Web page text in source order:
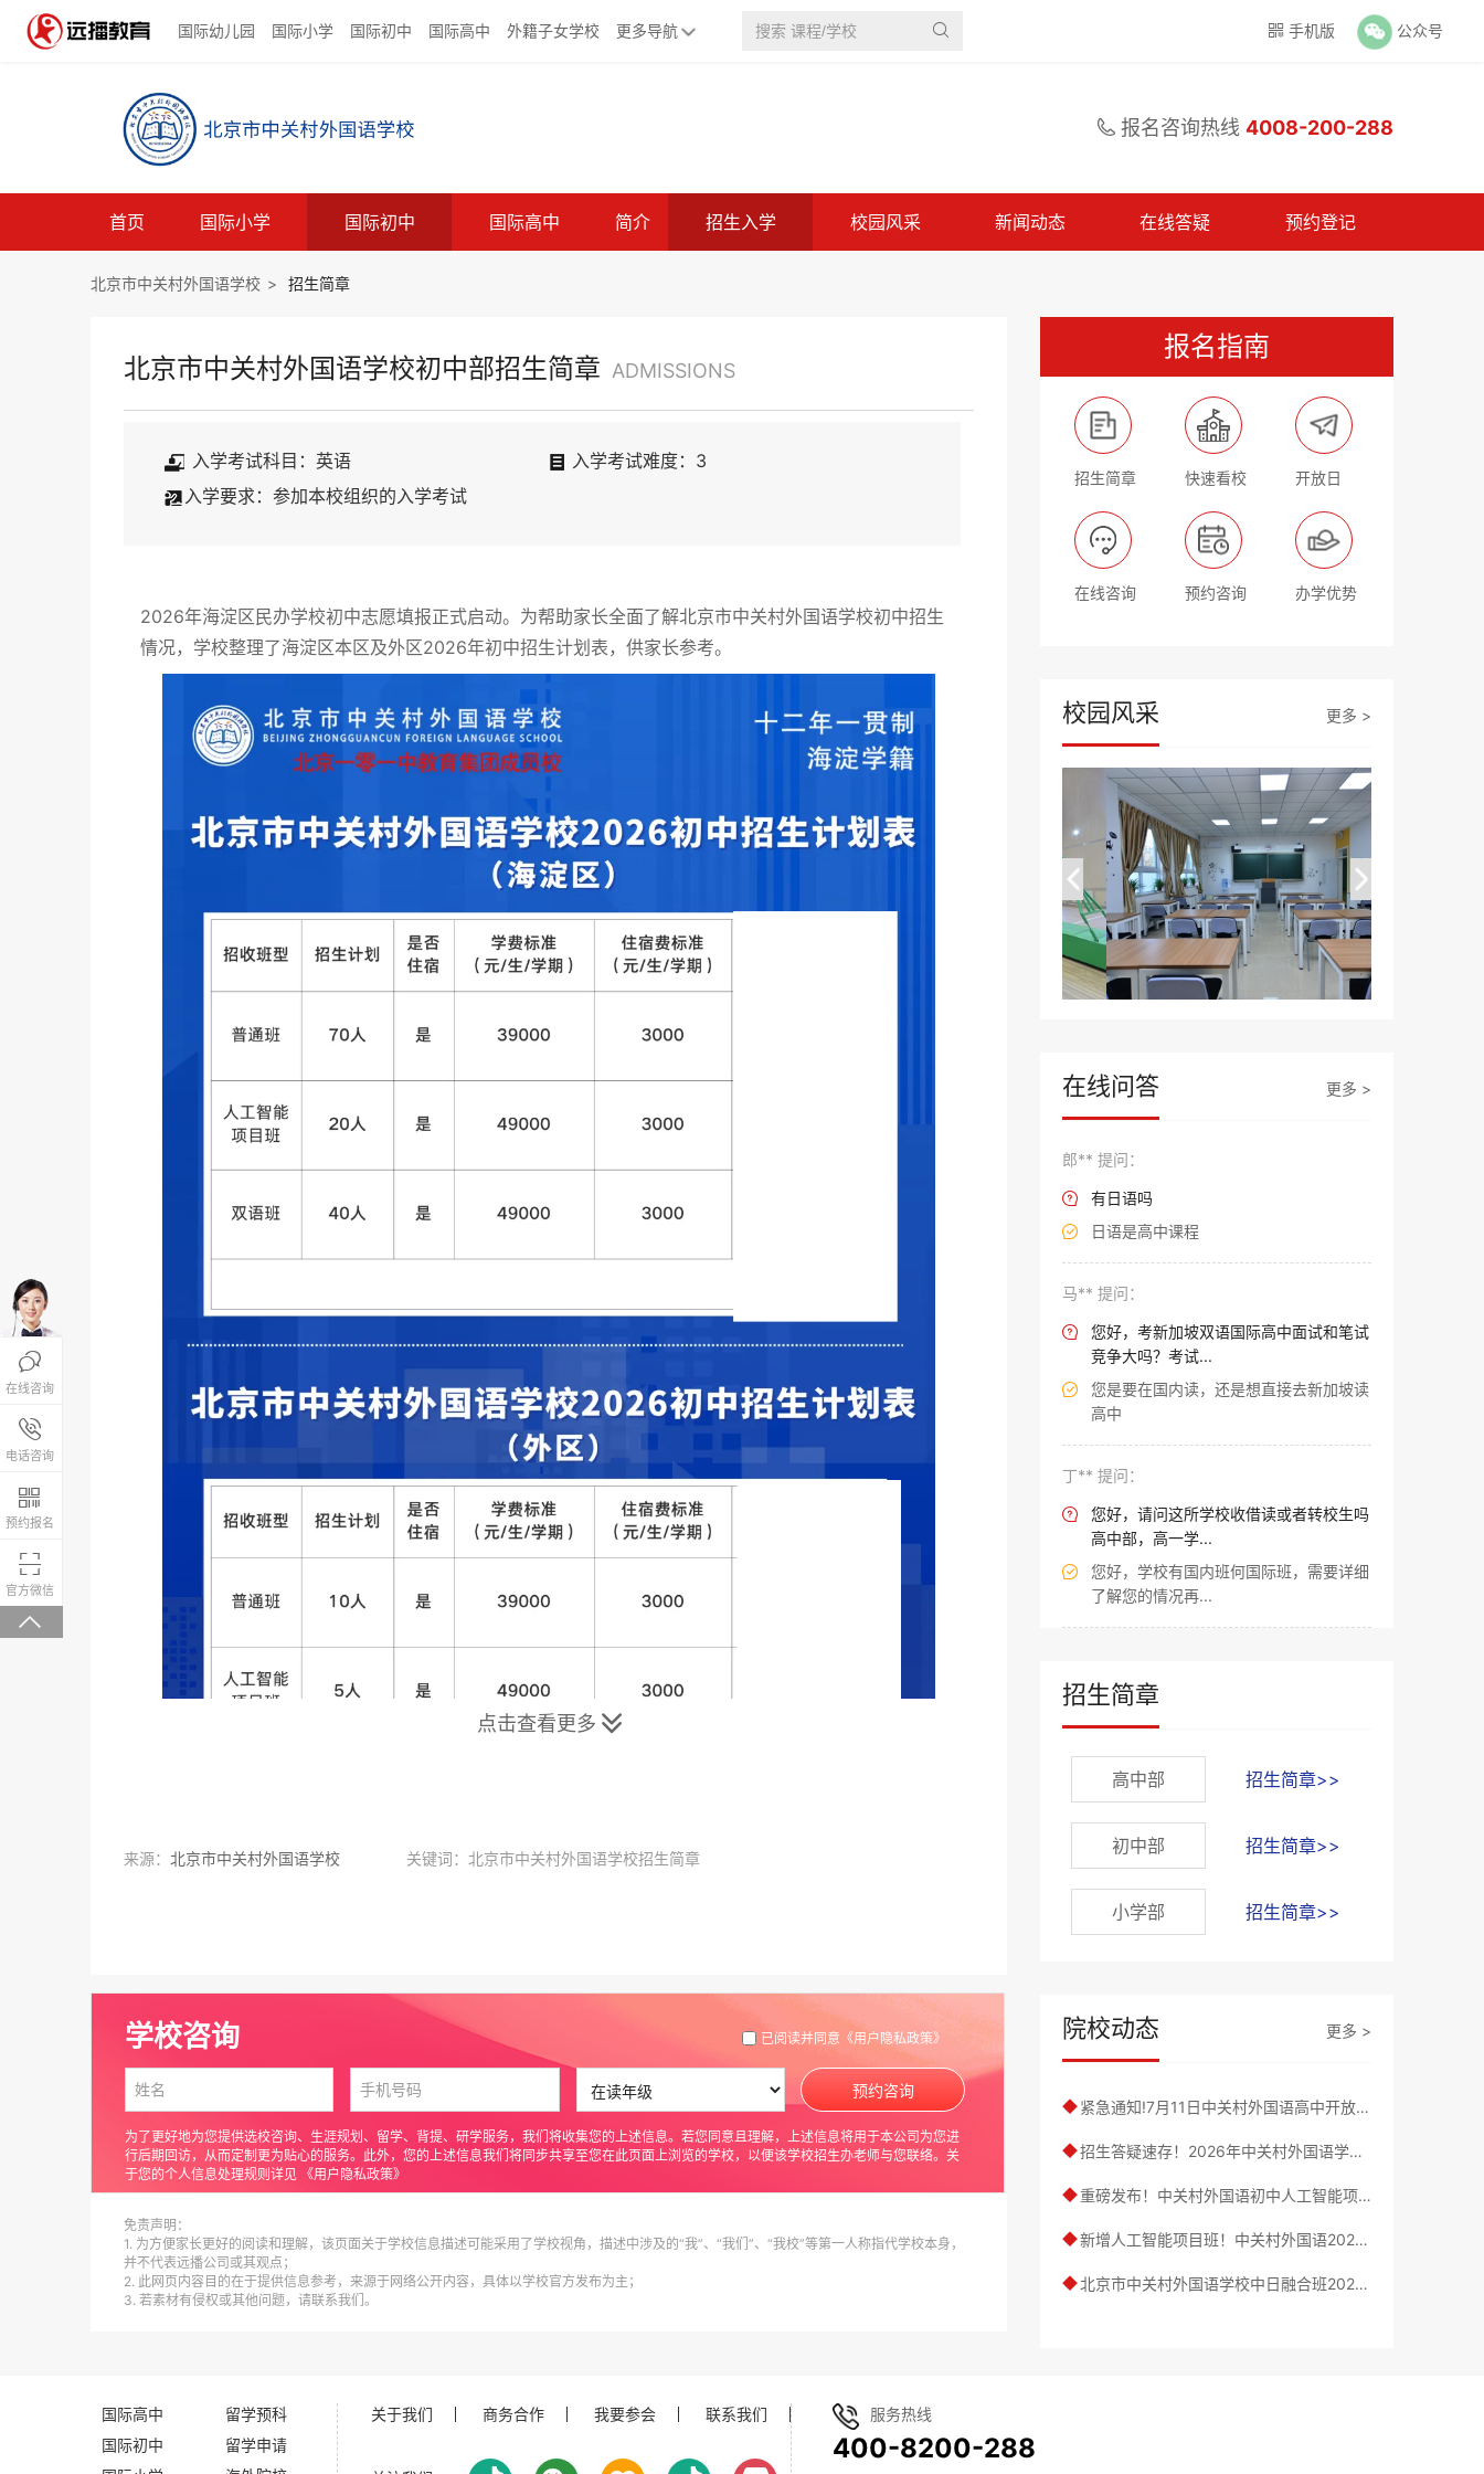
国际幼儿园 国际小学 国际初中 国际高中 外籍子女学校 更多导航   手机版 公众号
 报名咨询热线 4008-200-288
首页 国际小学 国际初中 国际高中 简介 招生入学 校园风采 新闻动态 在线答疑 预约登记
北京市中关村外国语学校 > 招生简章
北京市中关村外国语学校初中部招生简章 ADMISSIONS
入学考试科目：英语
入学要求：参加本校组织的入学考试
入学考试难度：3
2026年海淀区民办学校初中志愿填报正式启动。为帮助家长全面了解北京市中关村外国语学校初中招生
情况，学校整理了海淀区本区及外区2026年初中招生计划表，供家长参考。
01办学特色
校风优良：学校以优良校风闻名，注重学生良好行为习惯养成和人格培养。
强化英语：将文化课、校本课、活动课有机结合，强化英语教学，以适应全球化趋势。
第二外语：除英语外开设西班牙语，有助于学生接受多元文化，开拓国际视野，提升综合素质，使学生在
高考、考研、出国留学等方面有更灵活的选择。
开设课程为准）。
小班教学：因材施教，分层教学，充分发掘每个学生的潜力和优势。
学校拥有一支学识精湛、教学经验丰富、有温度有激情的教师队伍，部分为市区级专家及骨干教师。多名
教师获得海淀区教学基本功大赛一等奖，荣获海淀区骨干教师及学科带头人、北京市紫禁杯优秀班主任等
点击查看更多 
来源： 北京市中关村外国语学校 关键词：北京市中关村外国语学校招生简章
学校咨询 已阅读并同意 《用户隐私政策》
为了更好地为您提供选校咨询、生涯规划、留学、背提、研学服务，我们将收集您的上述信息。若您同意且理解，上述信息将用于本公司为您进
行后期回访，从而定制更为贴心的服务。此外，您的上述信息我们将同步共享至您在此页面上浏览的学校，以便该学校招生办老师与您联络。关
于您的个人信息处理规则详见 《用户隐私政策》
预约咨询
免责声明：
1. 为方便家长更好的阅读和理解，该页面关于学校信息描述可能采用了学校视角，描述中涉及的“我”、“我们”、“我校”等第一人称指代学校本身，
并不代表远播公司或其观点；
2. 此网页内容目的在于提供信息参考，来源于网络公开内容，具体以学校官方发布为主；
3. 若素材有侵权或其他问题，请联系我们。
报名指南
招生简章 快速看校 开放日
在线咨询 预约咨询 办学优势
校园风采 更多 >
在线问答 更多 >
郎** 提问：
 有日语吗
 日语是高中课程
马** 提问：

您好，考新加坡双语国际高中面试和笔试
竞争大吗？考试...

您是要在国内读，还是想直接去新加坡读
高中
丁** 提问：

您好，请问这所学校收借读或者转校生吗
高中部，高一学...

您好，学校有国内班何国际班，需要详细
了解您的情况再...
招生简章
高中部 招生简章>>
初中部 招生简章>>
小学部 招生简章>>
院校动态 更多 >
◆ 紧急通知!7月11日中关村外国语高中开放日调整至线上
◆ 招生答疑速存！2026年中关村外国语学校小学、初中入学问答来啦
◆ 重磅发布！中关村外国语初中人工智能项目班2026年招生简章
◆ 新增人工智能项目班！中关村外国语2026初中招生简章发布
◆ 北京市中关村外国语学校中日融合班2026年招生简章
国际高中
国际初中
留学预科
留学申请
关于我们 商务合作 我要参会 联系我们 服务热线
400-8200-288

在线咨询

电话咨询

预约报名

官方微信
